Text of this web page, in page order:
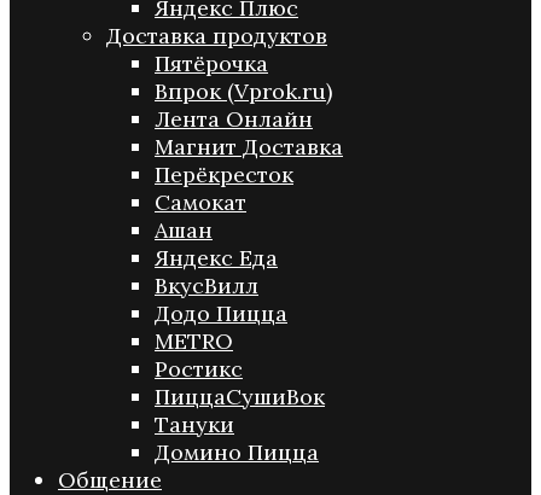
Яндекс Плюс
Доставка продуктов
Пятёрочка
Впрок (Vprok.ru)
Лента Онлайн
Магнит Доставка
Перёкресток
Самокат
Ашан
Яндекс Еда
ВкусВилл
Додо Пицца
METRO
Ростикс
ПиццаСушиВок
Тануки
Домино Пицца
Общение